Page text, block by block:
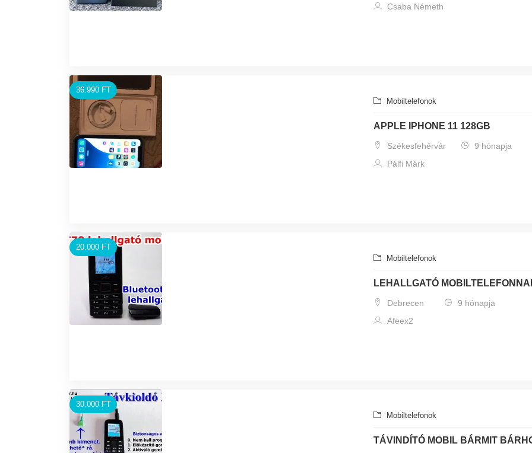
Csaba Németh
36.990 FT
Mobiltelefonok
APPLE IPHONE 11 128GB
Székesfehérvár
9 hónapja
Pálfi Márk
20.000 FT
Mobiltelefonok
LEHALLGATÓ
Debrecen
9 hónapja
Afeex2
30.000 FT
Mobiltelefonok
TÁVINDÍTÓ MOBIL BÁRMIT